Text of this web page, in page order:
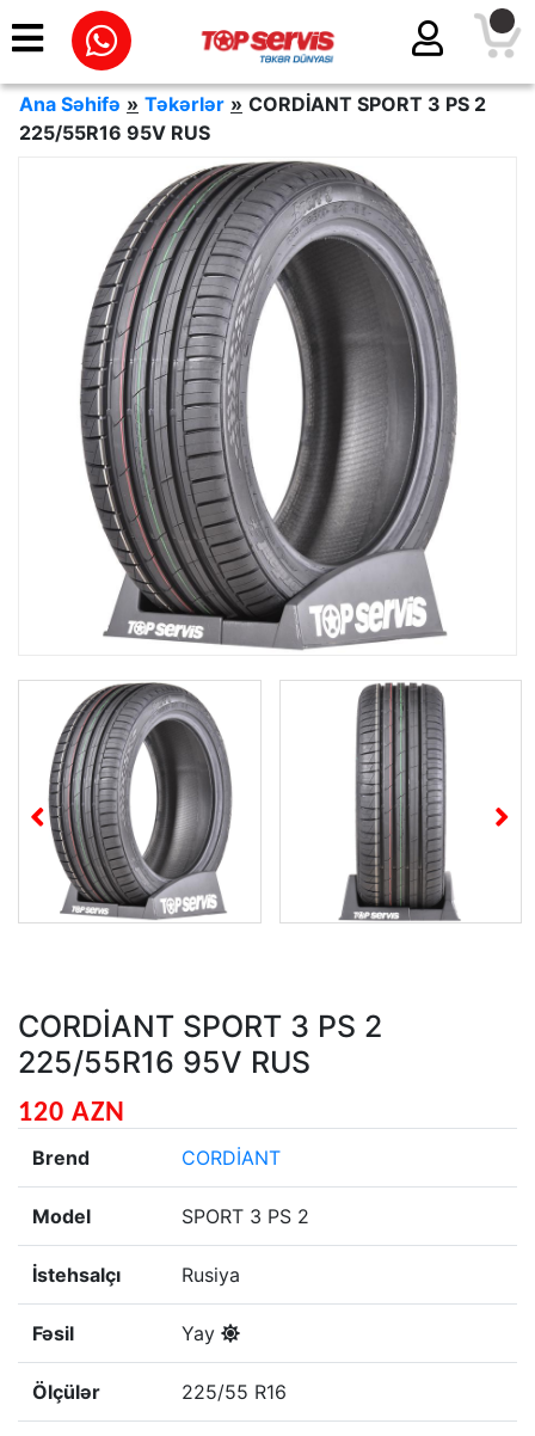
Ana Səhifə » Təkərlər » CORDİANT SPORT 3 PS 2
225/55R16 95V RUS
CORDİANT SPORT 3 PS 2
225/55R16 95V RUS
120 AZN
Brend CORDİANT
Model SPORT 3 PS 2
İstehsalçı Rusiya
Fəsil Yay
Ölçülər 225/55 R16